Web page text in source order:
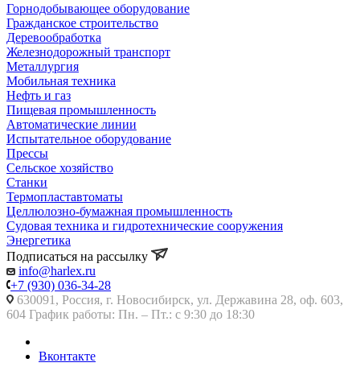
Горнодобывающее оборудование
Гражданское строительство
Деревообработка
Железнодорожный транспорт
Металлургия
Мобильная техника
Нефть и газ
Пищевая промышленность
Автоматические линии
Испытательное оборудование
Прессы
Сельское хозяйство
Станки
Термопластавтоматы
Целлюлозно-бумажная промышленность
Судовая техника и гидротехнические сооружения
Энергетика
Подписаться на рассылку
info@harlex.ru
+7 (930) 036-34-28
630091, Россия, г. Новосибирск, ул. Державина 28, оф. 603,
604 График работы: Пн. – Пт.: с 9:30 до 18:30
Вконтакте